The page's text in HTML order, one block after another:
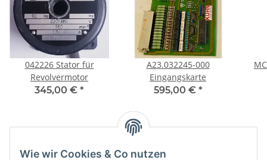
Wie wir Cookies & Co nutzen
042226 Stator für
Revolvermotor
345,00 € *
A23.032245-000
Eingangskarte
595,00 € *
Kategorien